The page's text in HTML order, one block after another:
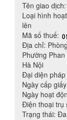
Tên giao
Loại hình
lên
Mã số thuế:
Địa chỉ:
Phường
Hà Nội
Đại diện
Ngày cấp
Ngày hoạt
Điện thoại trụ
Trạng thái: